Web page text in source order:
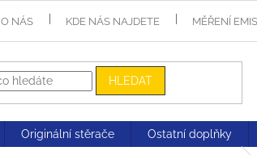
O NÁS KDE NÁS NAJDETE MĚŘENÍ
HLEDAT
Originální stěrače Ostatní doplňky